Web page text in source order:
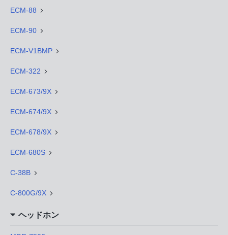
ECM-88
ECM-90
ECM-V1BMP
ECM-322
ECM-673/9X
ECM-674/9X
ECM-678/9X
ECM-680S
C-38B
C-800G/9X
ヘッドホン